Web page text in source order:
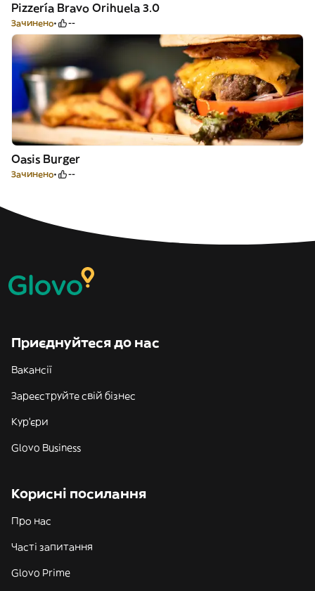
Pizzería Bravo Orihuela 3.0
Зачинено --
Oasis Burger
Зачинено --
Приєднуйтеся до нас
Вакансії
Зареєструйте свій бізнес
Кур'єри
Glovo Business
Корисні посилання
Про нас
Часті запитання
Glovo Prime